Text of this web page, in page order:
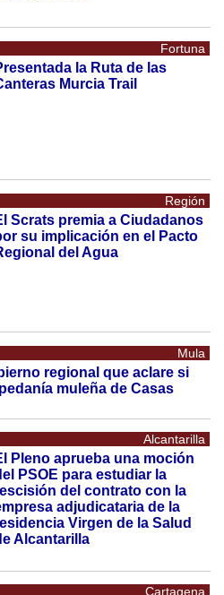
Fortuna
la Ruta de las
Murcia Trail
Región
Scrats premia a Ciudadanos
su implicación en el Pacto
del Agua
Mula
regional que aclare si
muleña de Casas
Alcantarilla
Pleno aprueba una moción
PSOE para estudiar la
del contrato con la
adjudicataria de la
Virgen de la Salud
Alcantarilla
Cartagena